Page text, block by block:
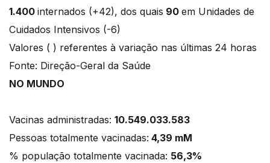
1.400 internados (+42), dos quais 90 em Unidades de
Cuidados Intensivos (-6)
Valores ( ) referentes à variação nas últimas 24 horas
Fonte: Direção-Geral da Saúde
NO MUNDO
Vacinas administradas: 10.549.033.583
Pessoas totalmente vacinadas: 4,39 mM
% população totalmente vacinada: 56,3%